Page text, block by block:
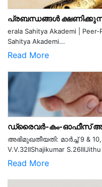
പ്രബന്ധങ്ങൾ
erala Sahitya Akademi |
Sahitya Akademi...
Read More
ഡ്രൈവർ-കം-ഓഫീസ്
അഭിമുഖതീയതി: മാർച്ച് 9 & 10,
V.V.32IIShajikumar
Read More